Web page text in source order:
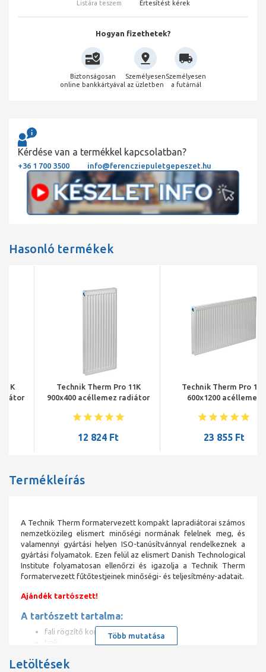
Listára teszem Értesítést kérek
Hogyan fizethetek?
Biztonságosan
online bankkártyával
Személyesen
az üzletben
Személyesen
a futárnál
Kérdése van a termékkel kapcsolatban?
+36 1 700 3500 info@ferencziepuletgepeszet.hu
Hasonló termékek
Technik Therm Pro 11K
900x400 acéllemez radiátor
12 824 Ft
Technik Therm Pro 11K
600x1200 acéllemez
23 855 Ft
Termékleírás
A Technik Therm formatervezett kompakt lapradiátorai számos
nemzetközileg elismert minőségi normának felelnek meg, és
valamennyi gyártási helyen ISO-tanúsítvánnyal rendelkeznek a
gyártási folyamatok. Ezen felül az elismert Danish Technological
Institute folyamatosan ellenőrzi és igazolja a Technik Therm
formatervezett fűtőtestjeinek minőségi- és teljesítmény-adatait.
Ajándék tartószett!
A tartószett tartalma:
fali rögzítő konzol
tipli
kézi légtelenítő
Több mutatása
Letöltések